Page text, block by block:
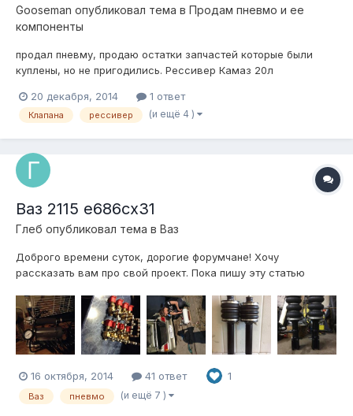
Gooseman опубликовал тема в Продам пневмо и ее
компоненты
продал пневму, продаю остатки запчастей которые были
куплены, но не пригодились. Рессивер Камаз 20л
б\у, чистые , рабочие) -1 шт 400 руб 4шт-1500. датчик
клиренса (новый с колодкой) -1200 руб вольтметр цифровой
20 декабря, 2014 1 ответ
Клапана рессивер (и ещё 4 )
Ваз 2115 е686сх31
Глеб опубликовал тема в Ваз
Доброго времени суток, дорогие форумчане! Хочу
рассказать вам про свой проект. Пока пишу эту статью
подробно, и так: 1. Были куплены клапана "Atiker" 8 штук,
соответственно блок будет 4 контура, огромная куча
фитингов "camozzi" осталос...
16 октября, 2014 41 ответ 1
Ваз пневмо (и ещё 7 )